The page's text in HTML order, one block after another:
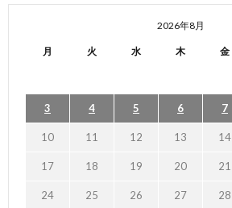
2026年8月
月 火 水 木 金
3 4 5 6 7
10 11 12 13 14
17 18 19 20 21
24 25 26 27 28